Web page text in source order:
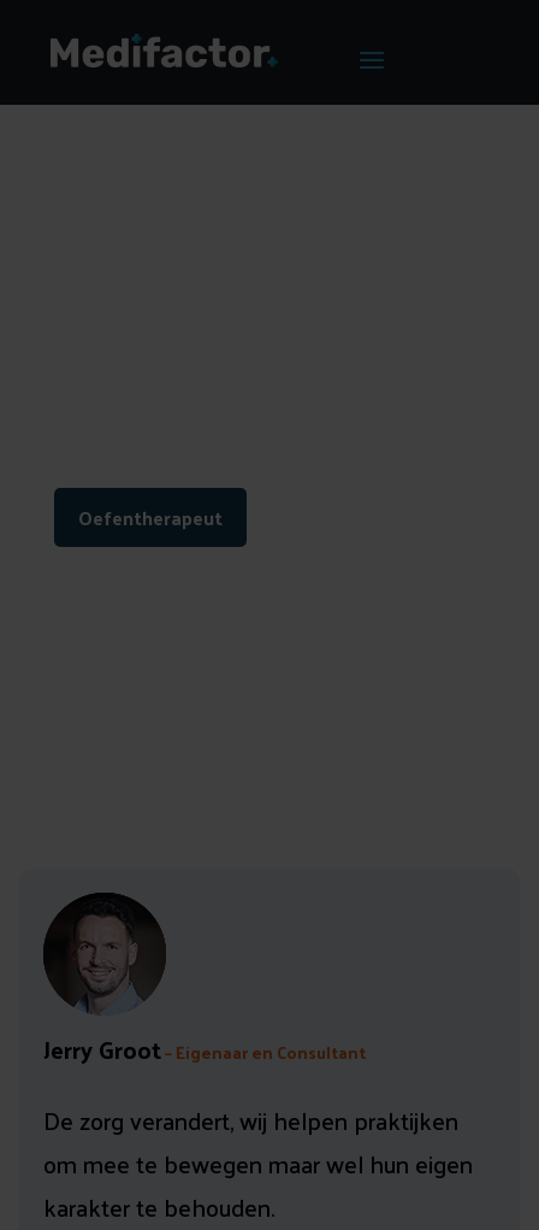
Oefentherapeut
Jerry Groot– Eigenaar en Consultant
De zorg verandert, wij helpen praktijken
om mee te bewegen maar wel hun eigen
karakter te behouden.